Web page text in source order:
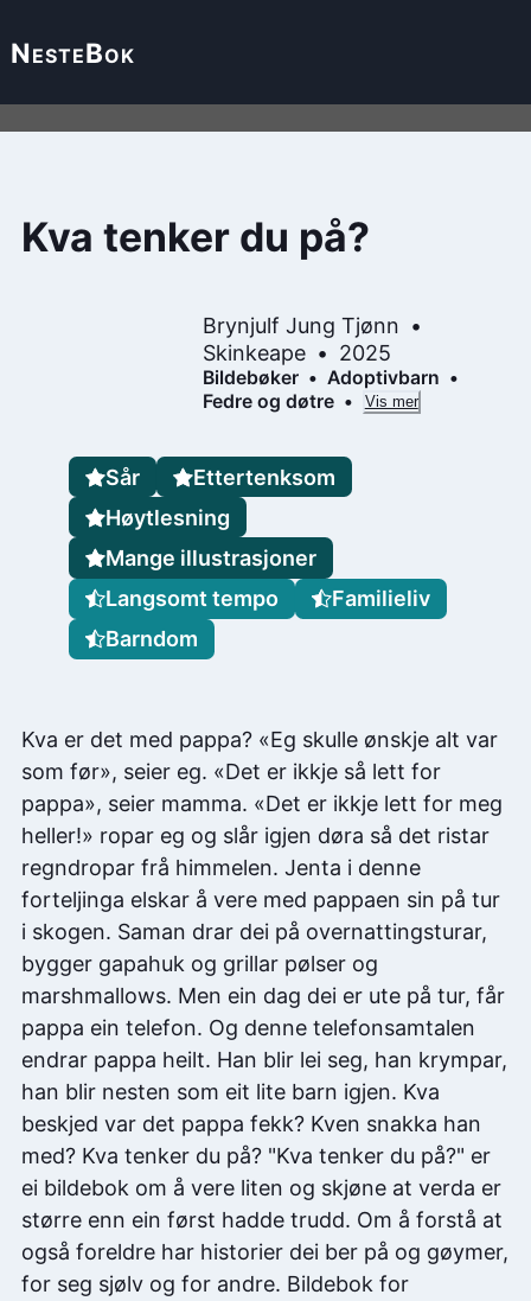
NesteBok
Kva tenker du på?
Brynjulf Jung Tjønn
Skinkeape
2025
Bildebøker
Adoptivbarn
Fedre og døtre
Vis mer
Kva er det med pappa? «Eg skulle ønskje alt var
som før», seier eg. «Det er ikkje så lett for
pappa», seier mamma. «Det er ikkje lett for meg
heller!» ropar eg og slår igjen døra så det ristar
regndropar frå himmelen. Jenta i denne
forteljinga elskar å vere med pappaen sin på tur
i skogen. Saman drar dei på overnattingsturar,
bygger gapahuk og grillar pølser og
marshmallows. Men ein dag dei er ute på tur, får
pappa ein telefon. Og denne telefonsamtalen
endrar pappa heilt. Han blir lei seg, han krympar,
han blir nesten som eit lite barn igjen. Kva
beskjed var det pappa fekk? Kven snakka han
med? Kva tenker du på? "Kva tenker du på?" er
ei bildebok om å vere liten og skjøne at verda er
større enn ein først hadde trudd. Om å forstå at
også foreldre har historier dei ber på og gøymer,
for seg sjølv og for andre. Bildebok for
Sår
Ettertenksom
Høytlesning
Mange illustrasjoner
Langsomt tempo
Familieliv
Barndom